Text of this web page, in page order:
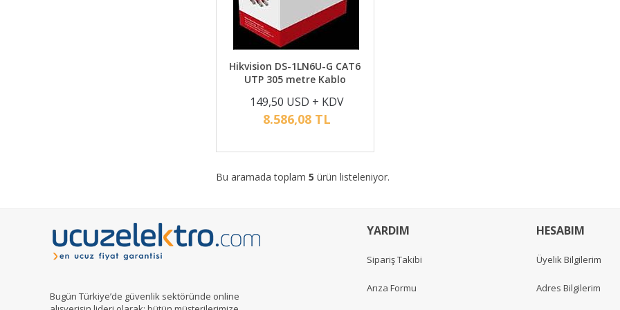
Hikvision DS-1LN6U-G CAT6
UTP 305 metre Kablo
149,50 USD + KDV
8.586,08 TL
Bu aramada toplam 5 ürün listeleniyor.
Bugün Türkiye’de güvenlik sektöründe online
YARDIM
Sipariş Takibi
Arıza Formu
HESABIM
Üyelik Bilgilerim
Adres Bilgilerim